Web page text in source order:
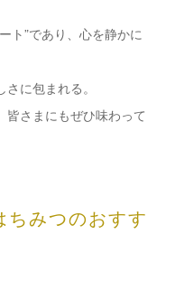
ト”であり、心を静かに
に包まれる。
皆さまにもぜひ味わって
ちみつのおすす